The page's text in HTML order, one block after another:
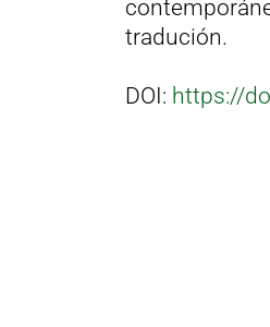
tradución.
DOI: https://